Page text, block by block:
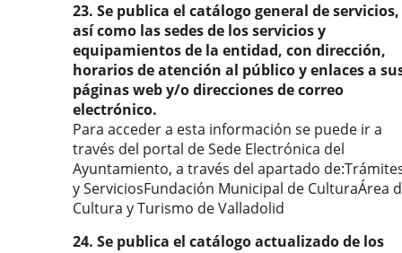
23. Se publica el catálogo general de servicios,
así como las sedes de los servicios y
equipamientos de la entidad, con dirección,
horarios de atención al público y enlaces a
páginas web y/o direcciones de correo
electrónico.
Para acceder a esta información se puede ir a
través del portal de Sede Electrónica del
Ayuntamiento, a través del apartado
y ServiciosFundación Municipal de CulturaÁrea
Cultura y Turismo de Valladolid
24. Se publica el catálogo actualizado de los